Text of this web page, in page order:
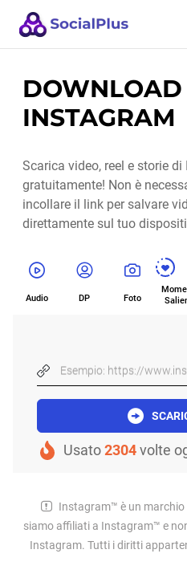
INSTAGRAM
Scarica video, reel e storie
gratuitamente! Non è
incollare il link per salvare
direttamente sul tuo
Audio DP Foto
Usato2304volte
Instagram™ è un
siamo affiliati a Instagram™ e
Instagram. Tutti i diritti